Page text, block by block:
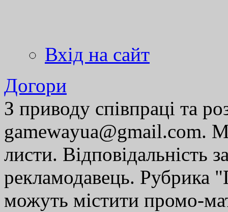
Вхід на сайт
Догори
З приводу співпраці та
gamewayua@gmail.com.
листи. Відповідальність
рекламодавець. Рубрика
можуть містити промо-